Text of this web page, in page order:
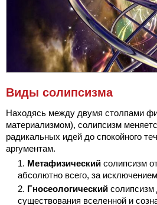
Виды солипсизма
Находясь между двумя столпами
материализмом), солипсизм
радикальных идей до спокойного
аргументам.
Метафизический солипсизм
абсолютно всего, за
Гносеологический солипсизм
существования вселенной и